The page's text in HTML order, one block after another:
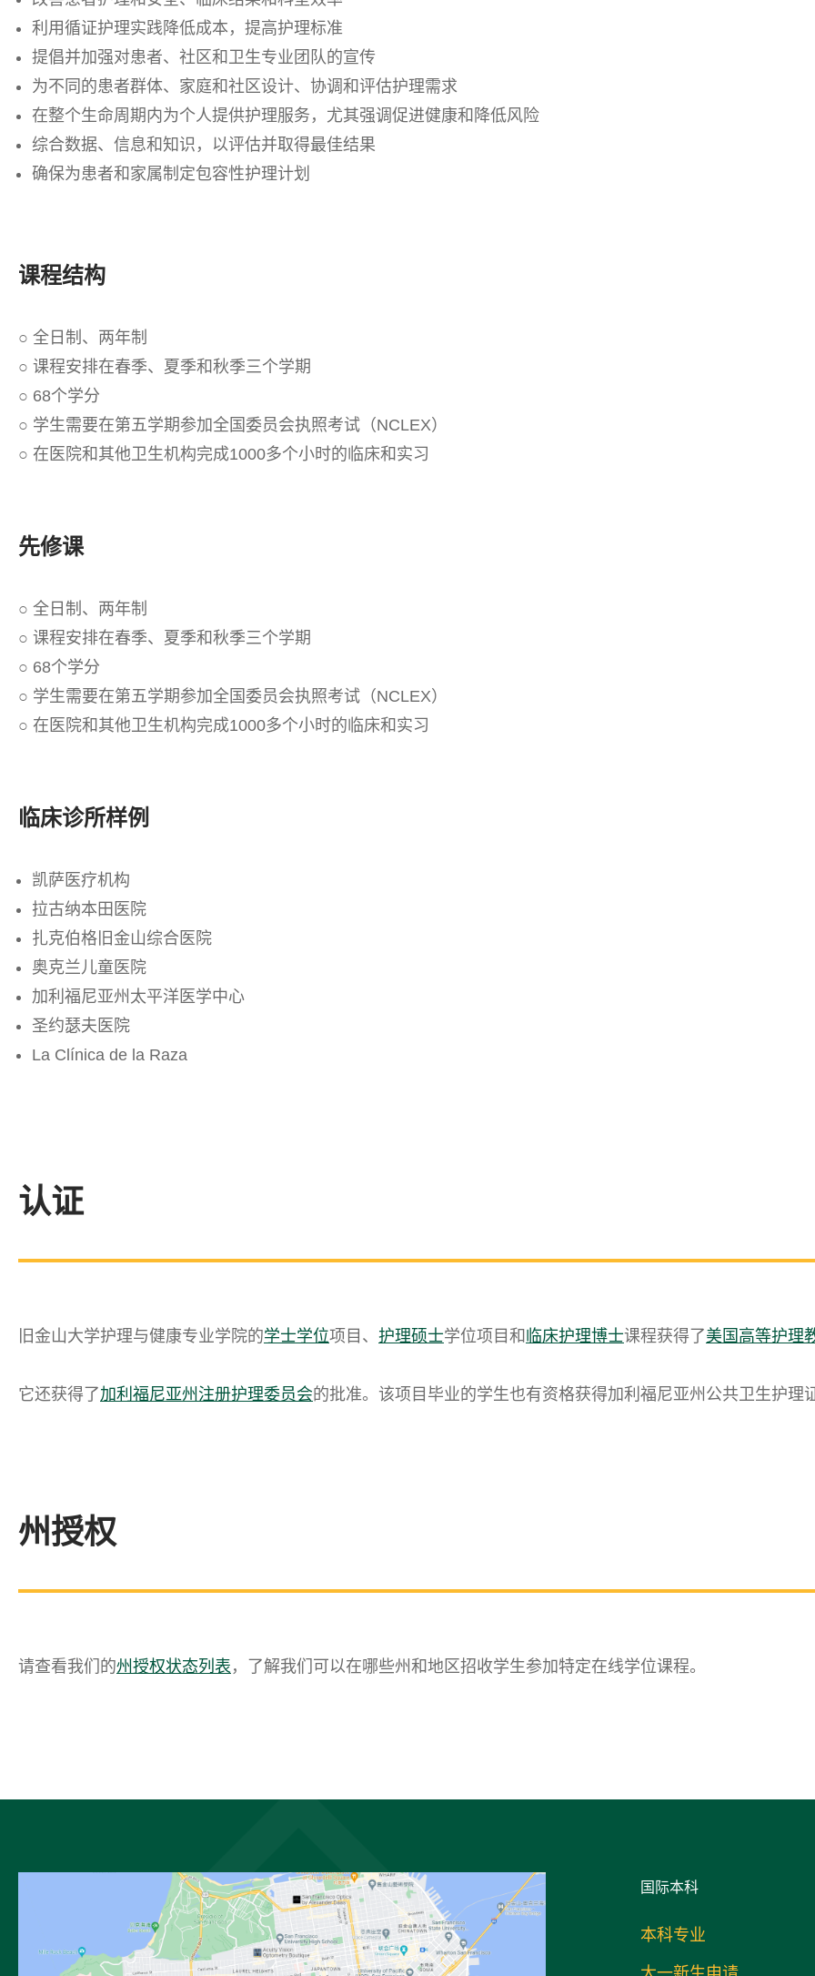
利用循证护理实践降低成本，提高护理标准
.
提倡并加强对患者、社区和卫生专业团队的宣传
.
为不同的患者群体、家庭和社区设计、协调和评估护理需求
.
在整个生命周期内为个人提供护理服务，尤其强调促进健康和降低风险
综合数据、信息和知识，以评估并取得最佳结果
确保为患者和家属制定包容性护理计划
课程结构
○ 全日制、两年制
○ 课程安排在春季、夏季和秋季三个学期
○ 68个学分
○ 学生需要在第五学期参加全国委员会执照考试（NCLEX）
○ 在医院和其他卫生机构完成1000多个小时的临床和实习
先修课
○ 全日制、两年制
○ 课程安排在春季、夏季和秋季三个学期
○ 68个学分
○ 学生需要在第五学期参加全国委员会执照考试（NCLEX）
○ 在医院和其他卫生机构完成1000多个小时的临床和实习
临床诊所样例
凯萨医疗机构
.
拉古纳本田医院
.
扎克伯格旧金山综合医院
奥克兰儿童医院
.
加利福尼亚州太平洋医学中心
圣约瑟夫医院
.
La Clínica de la Raza
认证
旧金山大学护理与健康专业学院的学士学位项目、 护理硕士学位项目和 临床护理博士课程获得了美国高等护理
它还获得了加利福尼亚州注册护理委员会的批准。该项目毕业的学生也有资格获得加利福尼亚州公共卫生护理
州授权
请查看我们的州授权状态列表 ，了解我们可以在哪些州和地区招收学生参加特定在线学位课程。
国际本科
本科专业